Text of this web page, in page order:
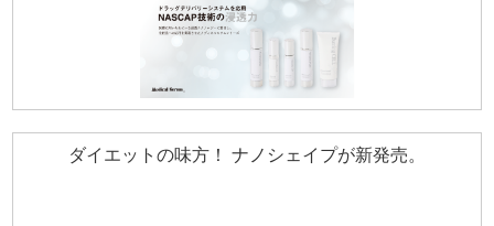
ダイエットの味方！ ナノシェイプが新発売。